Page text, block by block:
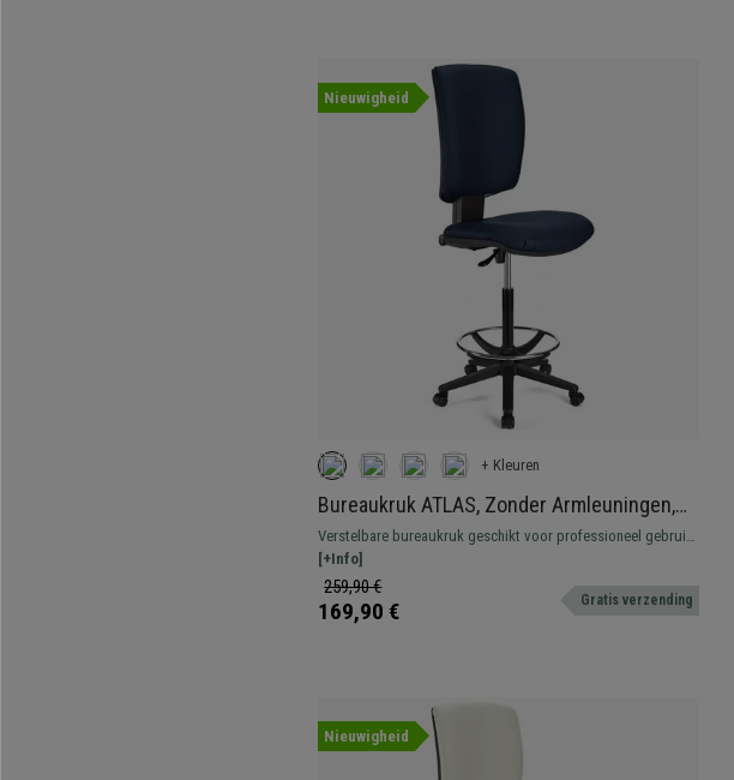
Nieuwigheid
+ Kleuren
Bureaukruk ATLAS, Zonder Armleuningen,
Verstelbare Rugleuning, Dikke Vulling, in
Blauw Leder
Verstelbare bureaukruk geschikt voor professioneel gebruik.
Robuust, resistent en comfortabel.
[+Info]
259,90 €
169,90 € Gratis verzending
Nieuwigheid